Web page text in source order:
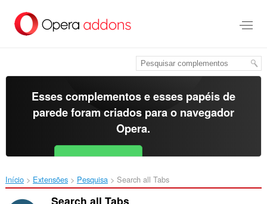
para
Esses complementos e esses papéis de
parede foram criados para o navegador
Opera.
Baixar o Opera Free for Android
Início Extensões Pesquisa Search all Tabs‎
Search all Tabs